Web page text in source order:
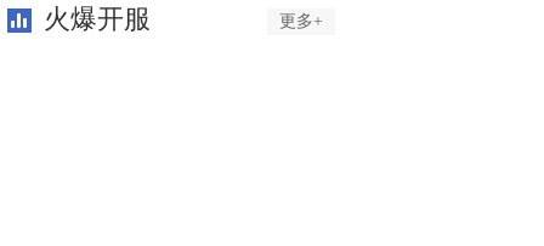
火爆开服
更多+